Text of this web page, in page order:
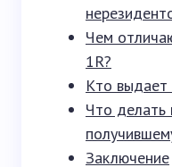
Чем
1R?
Кто выдает
Что делать
Заключение